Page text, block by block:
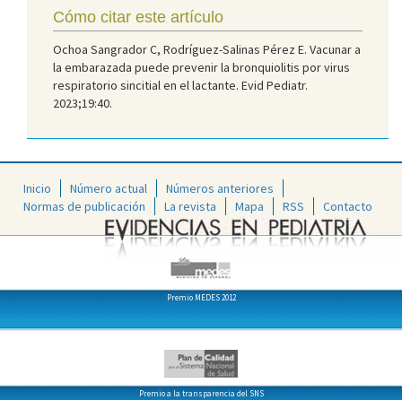
Cómo citar este artículo
Ochoa Sangrador C, Rodríguez-Salinas Pérez E. Vacunar a
la embarazada puede prevenir la bronquiolitis por virus
respiratorio sincitial en el lactante. Evid Pediatr.
2023;19:40.
Inicio Número actual
Números anteriores
Normas de publicación
La revista Mapa RSS Contacto
Premio MEDES 2012
Premio a la transparencia del SNS